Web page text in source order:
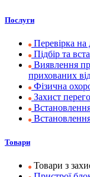
Послуги
Перевірка на
Підбір та
Виявлення
прихованих
Фізична
Захист
Товари
Товари з